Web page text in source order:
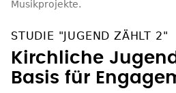
Musikprojekte.
STUDIE "JUGEND ZÄHLT 2"
Kirchliche
Basis für